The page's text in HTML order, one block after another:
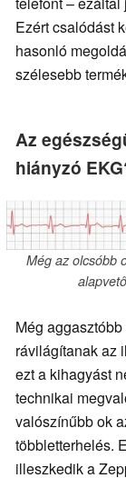
Ezért csalódást
hasonló
szélesebb
Az
hiányzó
Még az olcsóbb
Még
rávilágítanak az
ezt a kihagyást
technikai
valószínűbb ok
többletterhelés.
illeszkedik a